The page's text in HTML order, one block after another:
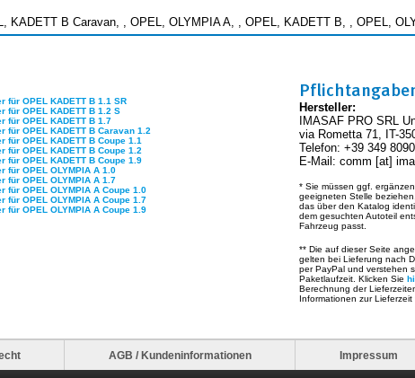
KADETT B Caravan, , OPEL, OLYMPIA A, , OPEL, KADETT B, , OPEL,
für OPEL KADETT B 1.1 SR
für OPEL KADETT B 1.2 S
für OPEL KADETT B 1.7
für OPEL KADETT B Caravan 1.2
für OPEL KADETT B Coupe 1.1
für OPEL KADETT B Coupe 1.2
für OPEL KADETT B Coupe 1.9
für OPEL OLYMPIA A 1.0
für OPEL OLYMPIA A 1.7
für OPEL OLYMPIA A Coupe 1.0
für OPEL OLYMPIA A Coupe 1.7
für OPEL OLYMPIA A Coupe 1.9
Hersteller:
IMASAF PRO SRL
via Rometta 71, IT-
Telefon: +39 349
E-Mail: comm [at]
* Sie müssen ggf.
geeigneten Stelle
das über den Katalog
dem gesuchten Autoteil
Fahrzeug passt.
** Die auf dieser Seite
gelten bei Lieferung nach
per PayPal und verstehen
Paketlaufzeit. Klicken Sie
Berechnung der
Informationen zur
AGB / Kundeninformationen Impressum